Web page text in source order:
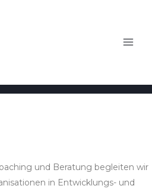
und Beratung begleiten wir
in Entwicklungs- und